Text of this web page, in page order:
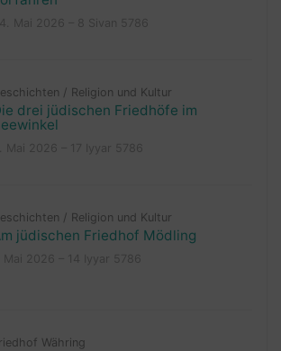
/ Religion und Kultur
drei jüdischen Friedhöfe im
/ Religion und Kultur
jüdischen Friedhof Mödling
Währing